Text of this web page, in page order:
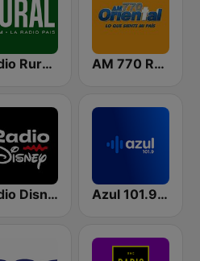
Radio Rural 610 AM AM 770 Radio Oriental
Radio Disney Uruguay Azul 101.9 FM